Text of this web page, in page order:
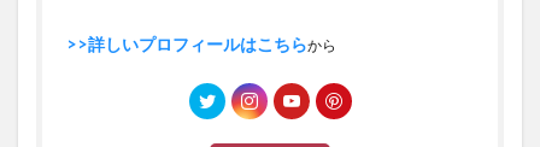
>>詳しいプロフィールはこちらから